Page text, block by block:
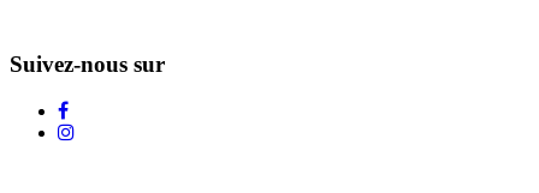
Suivez-nous sur